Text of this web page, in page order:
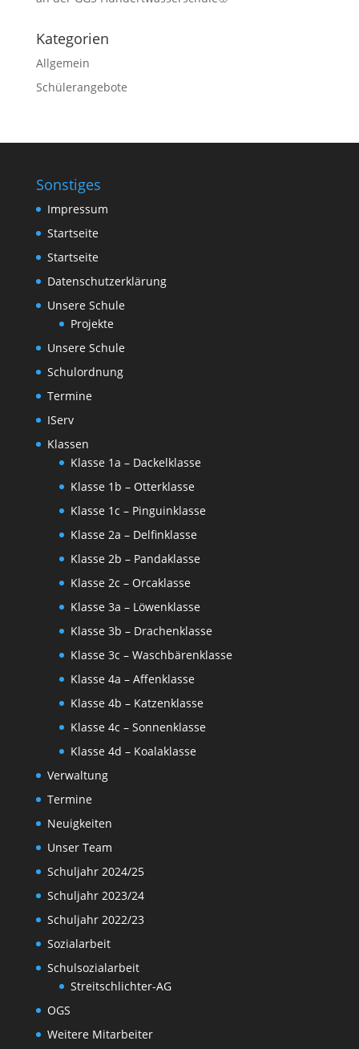
Kategorien
Allgemein
Schülerangebote
Sonstiges
Impressum
Startseite
Startseite
Datenschutzerklärung
Unsere Schule
Projekte
Unsere Schule
Schulordnung
Termine
IServ
Klassen
Klasse 1a – Dackelklasse
Klasse 1b – Otterklasse
Klasse 1c – Pinguinklasse
Klasse 2a – Delfinklasse
Klasse 2b – Pandaklasse
Klasse 2c – Orcaklasse
Klasse 3a – Löwenklasse
Klasse 3b – Drachenklasse
Klasse 3c – Waschbärenklasse
Klasse 4a – Affenklasse
Klasse 4b – Katzenklasse
Klasse 4c – Sonnenklasse
Klasse 4d – Koalaklasse
Verwaltung
Termine
Neuigkeiten
Unser Team
Schuljahr 2024/25
Schuljahr 2023/24
Schuljahr 2022/23
Sozialarbeit
Schulsozialarbeit
Streitschlichter-AG
OGS
Weitere Mitarbeiter